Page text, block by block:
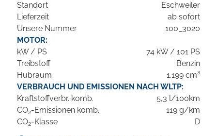
Standort
Eschweiler
Lieferzeit
ab sofort
Unsere Nummer
100_3020
MOTOR:
kW / PS
74 kW / 101 PS
Treibstoff
Benzin
Hubraum
1.199 cm³
VERBRAUCH UND EMISSIONEN NACH WLTP:
Kraftstoffverbr. komb.
5,3 l/100km
CO2-Emissionen komb.
119 g/km
CO2-Klasse D